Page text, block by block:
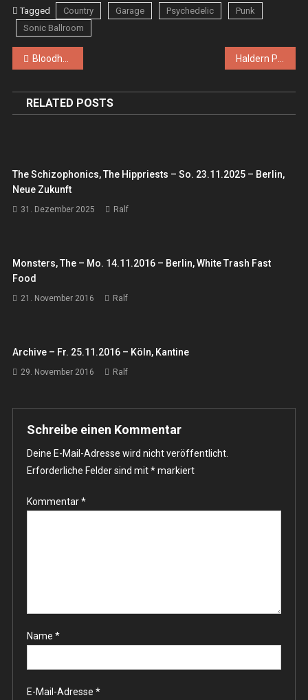
Tagged Country Garage Psychedelic
Punk
Sonic Ballroom
Beitragsnavigation
Bloodhounds, the – Sa. 25.07.2015 – Köln, Sonic Ballroom
RELATED POSTS
The Schizophonics, The Hippriests – So. 23.11.2025 – Berlin,
Neue Zukunft
31. Dezember 2025 Ralf
Monsters, The – Mo. 14.11.2016 – Berlin, White Trash Fast
Food
21. November 2016 Ralf
Archive – Fr. 25.11.2016 – Köln, Kantine
29. November 2016 Ralf
Schreibe einen Kommentar
Deine E-Mail-Adresse wird nicht veröffentlicht.
Erforderliche Felder sind mit*markiert
Kommentar*
Name *
E-Mail-Adresse *